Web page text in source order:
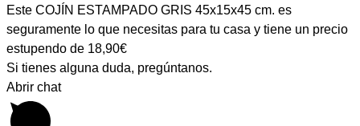
Este COJÍN ESTAMPADO GRIS 45x15x45 cm. es
seguramente lo que necesitas para tu casa y tiene un precio
estupendo de 18,90€
Si tienes alguna duda, pregúntanos.
Abrir chat